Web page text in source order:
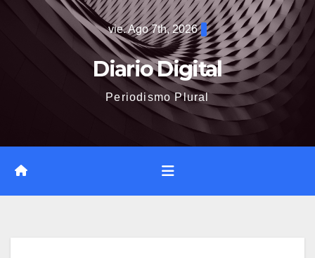
vie. Ago 7th, 2026
Diario Digital
Periodismo Plural